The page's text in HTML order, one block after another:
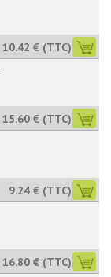
10.42 € (TTC)
15.60 € (TTC)
9.24 € (TTC)
16.80 € (TTC)